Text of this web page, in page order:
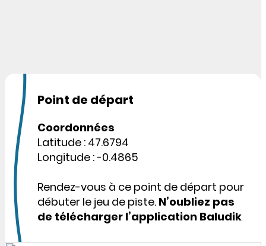
Point de départ
Coordonnées
Latitude : 47.6794
Longitude : -0.4865
Rendez-vous à ce point de départ pour
débuter le jeu de piste. N’oubliez pas
de télécharger l’application Baludik